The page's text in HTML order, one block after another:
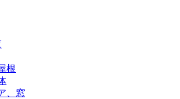
根
、窓